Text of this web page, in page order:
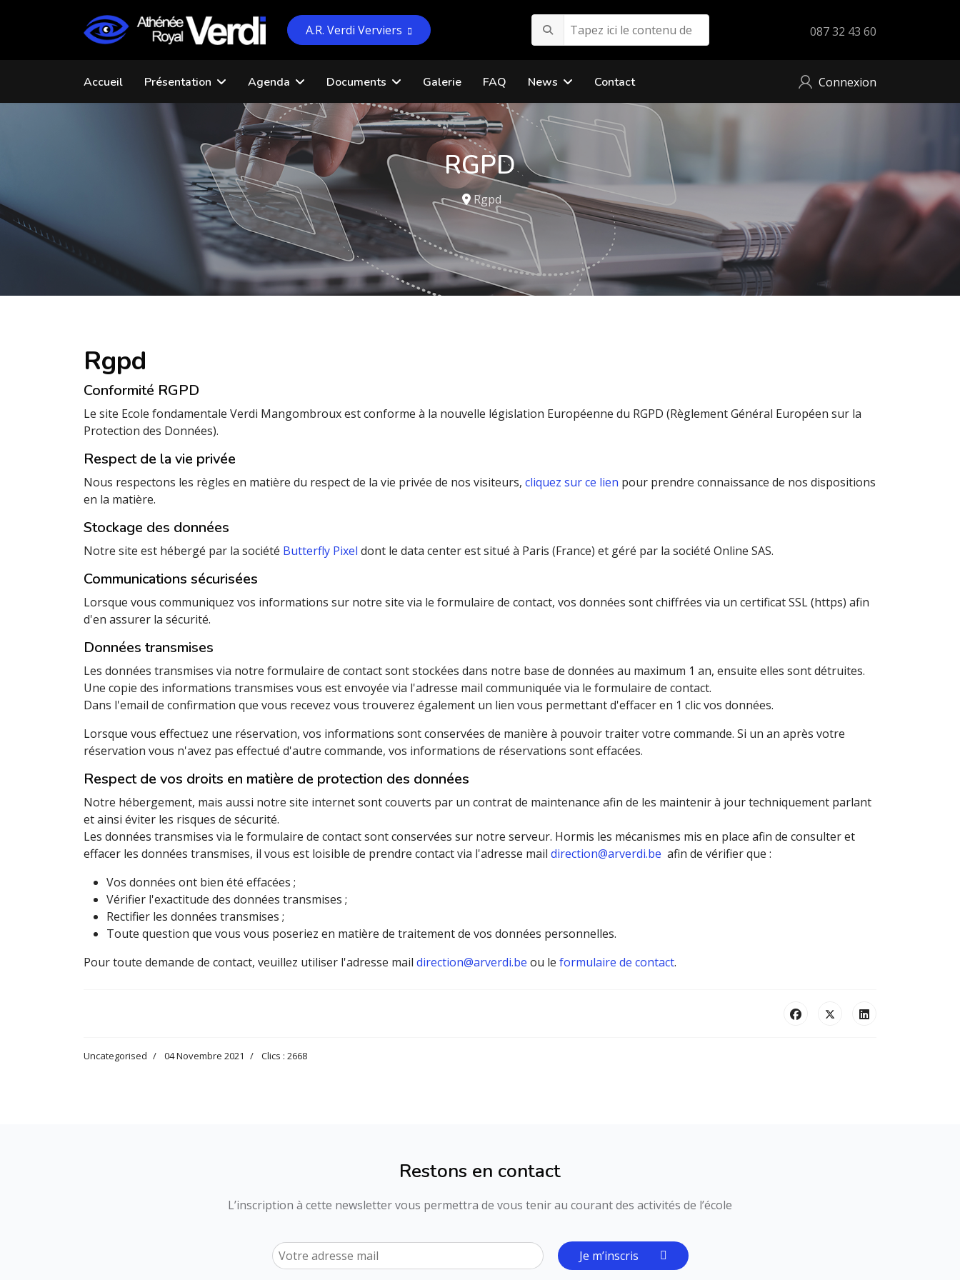
A.R. Verdi Verviers 087 32 43 60
Accueil Présentation Agenda Documents Galerie FAQ News Contact Connexion
RGPD
Rgpd
Rgpd
Conformité RGPD
Le site Ecole fondamentale Verdi Mangombroux est conforme à la nouvelle législation Européenne du RGPD (Règlement Général Européen sur la
Protection des Données).
Respect de la vie privée
Nous respectons les règles en matière du respect de la vie privée de nos visiteurs, cliquez sur ce lien pour prendre connaissance de nos dispositions
en la matière.
Stockage des données
Notre site est hébergé par la société Butterfly Pixel dont le data center est situé à Paris (France) et géré par la société Online SAS.
Communications sécurisées
Lorsque vous communiquez vos informations sur notre site via le formulaire de contact, vos données sont chiffrées via un certificat SSL (https) afin
d'en assurer la sécurité.
Données transmises
Les données transmises via notre formulaire de contact sont stockées dans notre base de données au maximum 1 an, ensuite elles sont détruites.
Une copie des informations transmises vous est envoyée via l'adresse mail communiquée via le formulaire de contact.
Dans l'email de confirmation que vous recevez vous trouverez également un lien vous permettant d'effacer en 1 clic vos données.
Lorsque vous effectuez une réservation, vos informations sont conservées de manière à pouvoir traiter votre commande. Si un an après votre
réservation vous n'avez pas effectué d'autre commande, vos informations de réservations sont effacées.
Respect de vos droits en matière de protection des données
Notre hébergement, mais aussi notre site internet sont couverts par un contrat de maintenance afin de les maintenir à jour techniquement parlant
et ainsi éviter les risques de sécurité.
Les données transmises via le formulaire de contact sont conservées sur notre serveur. Hormis les mécanismes mis en place afin de consulter et
effacer les données transmises, il vous est loisible de prendre contact via l'adresse mail direction@arverdi.be afin de vérifier que :
Vos données ont bien été effacées ;
Vérifier l'exactitude des données transmises ;
Rectifier les données transmises ;
Toute question que vous vous poseriez en matière de traitement de vos données personnelles.
Pour toute demande de contact, veuillez utiliser l'adresse mail direction@arverdi.be ou le formulaire de contact.
Uncategorised 04 Novembre 2021 Clics : 2668
Restons en contact
L’inscription à cette newsletter vous permettra de vous tenir au courant des activités de l’école
Je m’inscris